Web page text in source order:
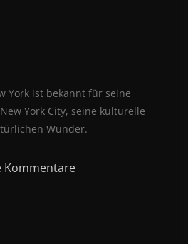
York ist bekannt für seine
York City, seine kulturelle
Wunder.
Kommentare